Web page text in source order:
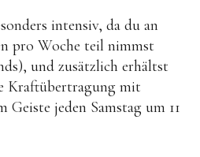
intensiv, da du an
pro Woche teil nimmst
und zusätzlich erhältst
Kraftübertragung mit
jeden Samstag um 11